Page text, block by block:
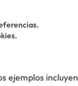
ejemplos